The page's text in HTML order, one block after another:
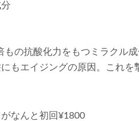
もの抗酸化力をもつミラクル成
もエイジングの原因。これを
なんと初回¥1800